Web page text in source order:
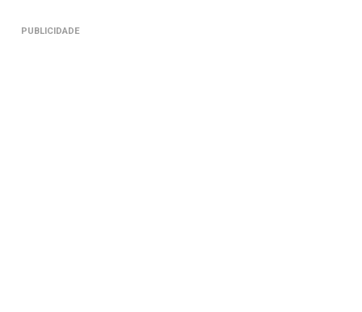
PUBLICIDADE